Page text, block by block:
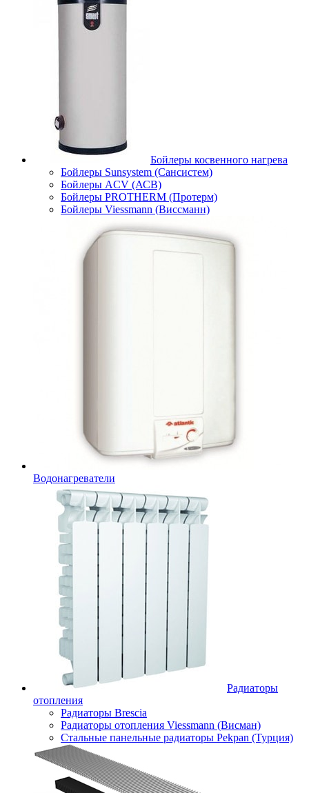
Бойлеры косвенного нагрева
Бойлеры Sunsystem (Сансистем)
Бойлеры ACV (АСВ)
Бойлеры PROTHERM (Протерм)
Бойлеры Viessmann (Виссманн)
Водонагреватели
Радиаторы
отопления
Радиаторы Brescia
Радиаторы отопления Viessmann (Висман)
Стальные панельные радиаторы Pekpan (Турция)